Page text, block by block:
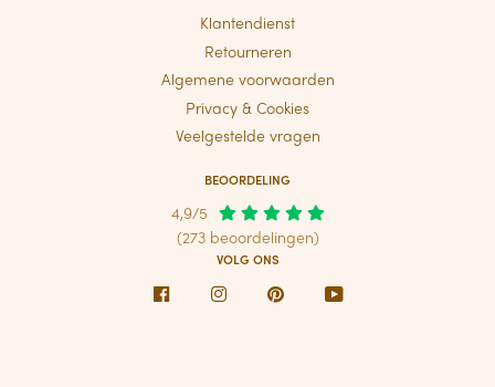
Klantendienst
Retourneren
Algemene voorwaarden
Privacy & Cookies
Veelgestelde vragen
BEOORDELING
4,9/5
(273 beoordelingen)
VOLG ONS
Facebook Instagram PinterestYoutube